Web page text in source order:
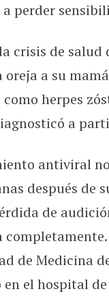
a perder
crisis de salud
oreja a su
herpes
a
antiviral
después
de
de Medicina
el hospital